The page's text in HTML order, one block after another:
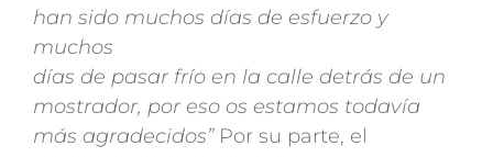
han sido muchos días de esfuerzo y
muchos
días de pasar frío en la calle detrás de un
mostrador, por eso os estamos todavía
más agradecidos”Por su parte, el